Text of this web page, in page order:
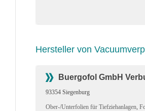
Hersteller von
Buergofol GmbH
93354 Siegenburg
Ober-/Unterfolien für Tiefziehanlagen,